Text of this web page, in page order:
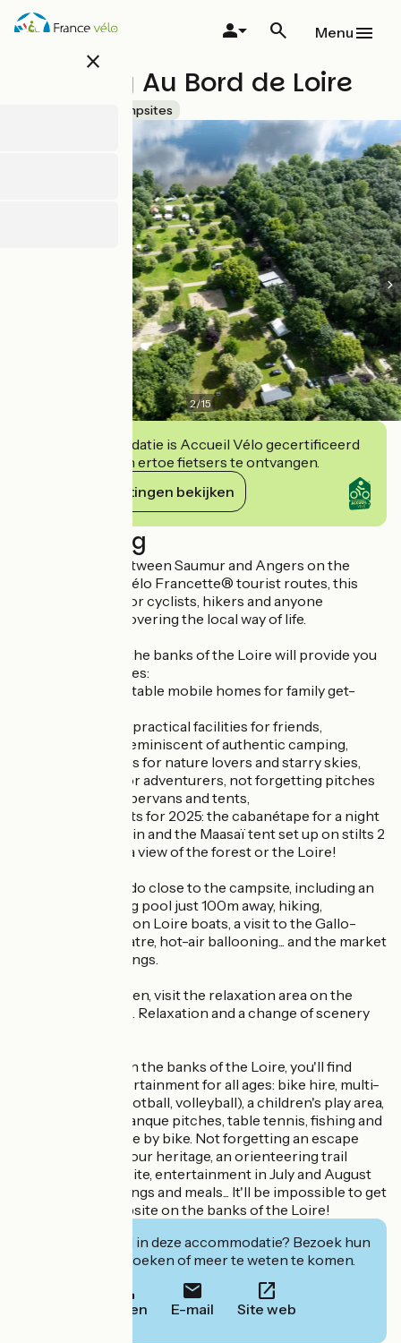
Overslaan
en
close
Menu
Camping Au Bord de Loire
Campsites
2/15
Deze accommodatie is Accueil Vélo gecertificeerd
en verbindt zich ertoe fietsers te ontvangen.
Haar verplichtingen bekijken
Beschrijving
Ideally situated between Saumur and Angers on the
Loire à Vélo and Vélo Francette® tourist routes, this
campsite is ideal for cyclists, hikers and anyone
interested in discovering the local way of life.
The campsite on the banks of the Loire will provide you
with quality services:
- rental of comfortable mobile homes for family get-
- lodge tents with practical facilities for friends,
- bungalow hire, reminiscent of authentic camping,
- Bivouacs on stilts for nature lovers and starry skies,
- trekking tents for adventurers, not forgetting pitches
for caravans, campervans and tents,
and 2 new products for 2025: the cabanétape for a night
in an all-wood cabin and the Maasaï tent set up on stilts 2
metres high with a view of the forest or the Loire!
There's plenty to do close to the campsite, including an
outdoor swimming pool just 100m away, hiking,
canoeing, cruises on Loire boats, a visit to the Gallo-
Roman amphitheatre, hot-air ballooning... and the market
on Tuesday mornings.
For a moment of zen, visit the relaxation area on the
banks of the Loire. Relaxation and a change of scenery
At the campsite on the banks of the Loire, you'll find
activities and entertainment for all ages: bike hire, multi-
sports pitches (football, volleyball), a children's play area,
table football, petanque pitches, table tennis, fishing and
exploring the Loire by bike. Not forgetting an escape
game to discover our heritage, an orienteering trail
around the campsite, entertainment in July and August
and themed evenings and meals... It'll be impossible to get
bored at the campsite on the banks of the Loire!
Geïnteresseerd in deze accommodatie? Bezoek hun
website om te boeken of meer te weten te komen.
Bellen E-mail Site web